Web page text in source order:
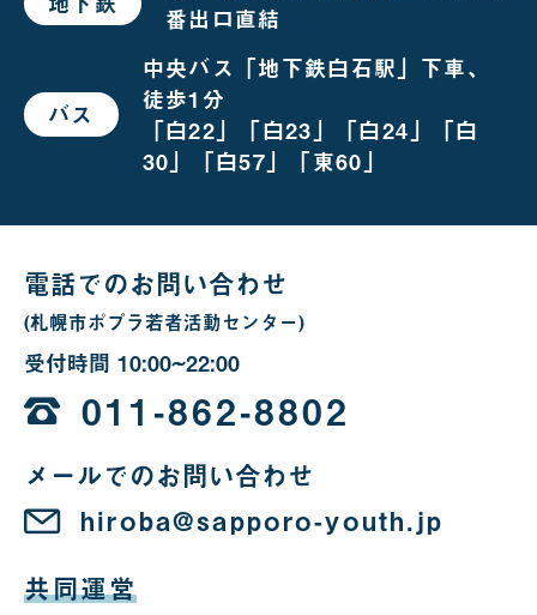
お
場
合
番出口直結
バス で
お
中央バス「地下鉄白石駅」下車、
徒歩1分
「白22」「白23」「白24」「白
30」「白57」「東60」
電話でのお問い合わせ
(札幌市ポプラ若者活動センター)
受付時間 10:00~22:00
時
か
ら
22
011-862-8802
メールでのお問い合わせ
hiroba@sapporo-youth.jp
共同運営